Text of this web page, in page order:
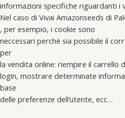
informazioni specifiche riguardanti i
Nel caso di Vivai Amazonseeds di
, per esempio, i cookie sono
neccessari perchè sia possibile il
per
la vendita online: riempire il carrello
login, mostrare determinate
base
delle preferenze dell’utente, ecc…